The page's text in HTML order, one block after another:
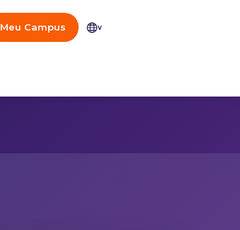
Meu Campus v